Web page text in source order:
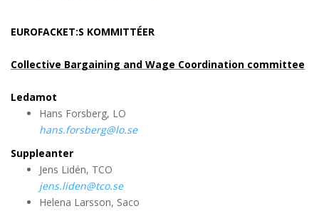
EUROFACKET:S KOMMITTÉER
Collective Bargaining and Wage Coordination committee
Ledamot
Hans Forsberg, LO
hans.forsberg@lo.se
Suppleanter
Jens Lidén, TCO
jens.liden@tco.se
Helena Larsson, Saco